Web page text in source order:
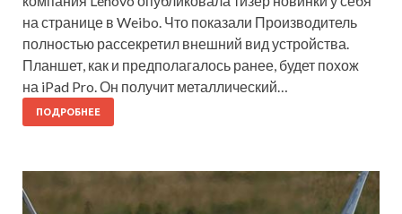
на странице в Weibo. Что показали Производитель
полностью рассекретил внешний вид устройства.
Планшет, как и предполагалось ранее, будет похож
на iPad Pro. Он получит металлический…
ПОДРОБНЕЕ